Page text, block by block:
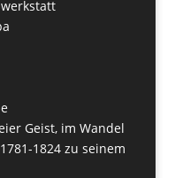
Geist, im Wandel
1824 zu seinem